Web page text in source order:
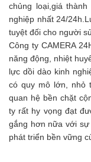
chủng loại,giá
nghiệp nhất 24/
tuyệt đối cho người
Công ty CAMERA
năng động, nhiệt
lực dồi dào kinh
có quy mô lớn, nhỏ
quan hệ bền chặt
ty rất hy vọng đạt
gắng hơn nữa với
phát triển bền vững
Với